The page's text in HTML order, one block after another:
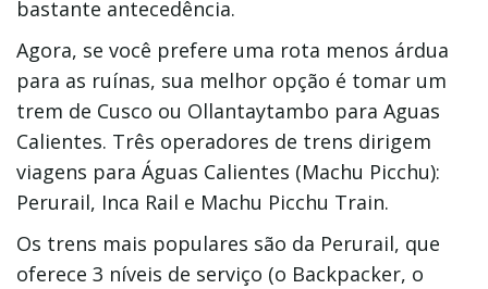
bastante antecedência.
Agora, se você prefere uma rota menos árdua
para as ruínas, sua melhor opção é tomar um
trem de Cusco ou Ollantaytambo para Aguas
Calientes. Três operadores de trens dirigem
viagens para Águas Calientes (Machu Picchu):
Perurail, Inca Rail e Machu Picchu Train.
Os trens mais populares são da Perurail, que
oferece 3 níveis de serviço (o Backpacker, o